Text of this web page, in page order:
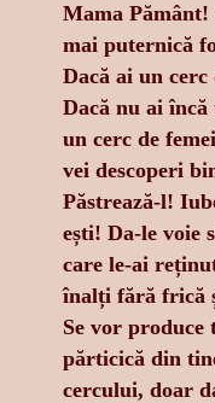
Mama Pământ!
mai puternică
Dacă ai un
Dacă nu ai încă
un cerc de
vei descoperi
Păstrează-l!
ești! Da-le voie
care le-ai
înalți fără frică
Se vor
părticică din
cercului, doar